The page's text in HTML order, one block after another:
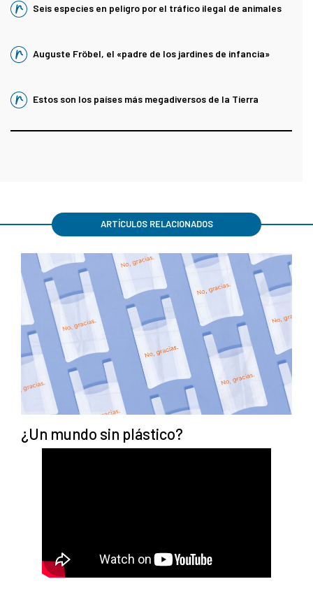
Seis especies en peligro por el tráfico ilegal de animales
Auguste Fröbel, el «padre de los jardines de infancia»
Estos son los países más megadiversos de la Tierra
ARTÍCULOS RELACIONADOS
¿Un mundo sin plástico?